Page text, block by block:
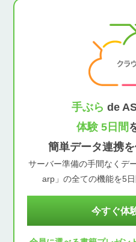
手ぶら de
体験 5日間
簡単データ連携
サーバー準備の手間なくデ
arp」の全ての機能を5
今すぐ体